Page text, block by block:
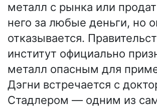
металл с рынка или
него за любые деньги, но
отказывается.
институт официально
металл опасным для
Дэгни встречается с
Стадлером — одним из